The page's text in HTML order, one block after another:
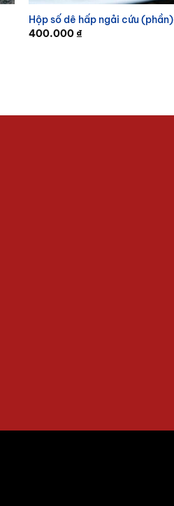
Hộp số dê hấp ngải cứu (phần)
400.000₫